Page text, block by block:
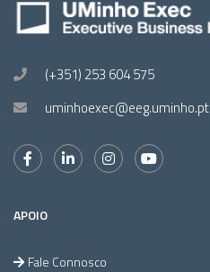
(+351) 253 604 575
uminhoexec@eeg.uminho.pt
APOIO
Fale Connosco